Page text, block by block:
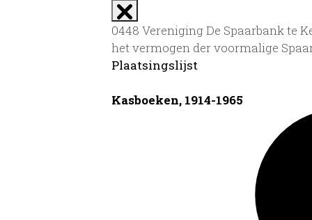
0448 Vereniging De Spaarbank te
het vermogen der voormalige
Plaatsingslijst
Kasboeken, 1914-1965